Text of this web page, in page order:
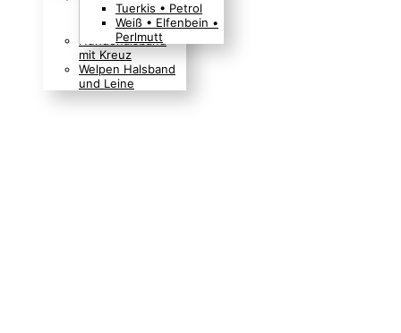
Boho Indianer
Hippie Look
Hundehalsband
mit Kreuz
Welpen Halsband
und Leine
Tuerkis • Petrol
Weiß • Elfenbein •
Perlmutt